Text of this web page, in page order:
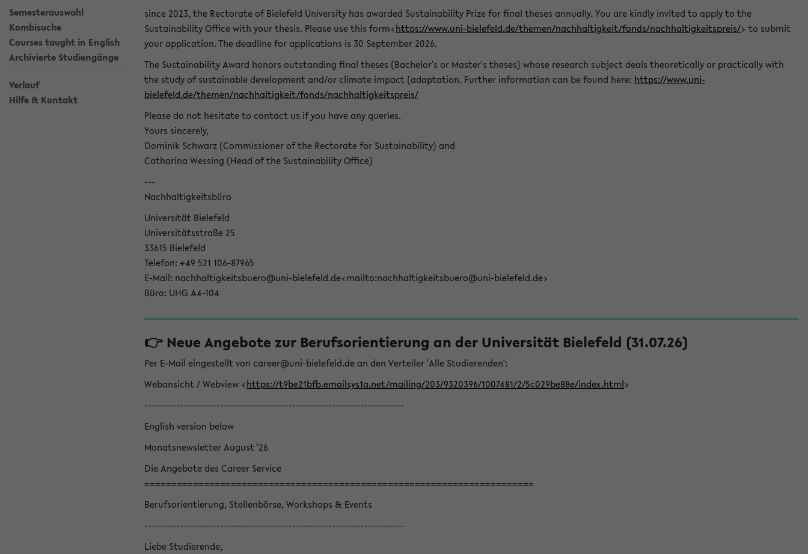
Semesterauswahl
Kombisuche
Courses taught in English
Archivierte Studiengänge
Verlauf
Hilfe & Kontakt
since 2023, the Rectorate of Bielefeld University has awarded Sustainability Prize for final theses annually. You are kindly invited to apply to the
Sustainability Office with your thesis. Please use this form<https://www.uni-bielefeld.de/themen/nachhaltigkeit/fonds/nachhaltigkeitspreis/> to submit
your application. The deadline for applications is 30 September 2026.
The Sustainability Award honors outstanding final theses (Bachelor's or Master's theses) whose research subject deals theoretically or practically with
the study of sustainable development and/or climate impact (adaptation. Further information can be found here: https://www.uni-
bielefeld.de/themen/nachhaltigkeit/fonds/nachhaltigkeitspreis/
Please do not hesitate to contact us if you have any queries.
Yours sincerely,
Dominik Schwarz (Commissioner of the Rectorate for Sustainability) and
Catharina Wessing (Head of the Sustainability Office)
---
Nachhaltigkeitsbüro
Universität Bielefeld
Universitätsstraße 25
33615 Bielefeld
Telefon: +49 521 106-87965
E-Mail: nachhaltigkeitsbuero@uni-bielefeld.de<mailto:nachhaltigkeitsbuero@uni-bielefeld.de>
Büro: UHG A4-104
👉 Neue Angebote zur Berufsorientierung an der Universität Bielefeld (31.07.26)
Per E-Mail eingestellt von career@uni-bielefeld.de an den Verteiler 'Alle Studierenden':
Webansicht / Webview <https://t9be21bfb.emailsys1a.net/mailing/203/9320396/1007481/2/5c029be88e/index.html>
------------------------------------------------------------------------
English version below
Monatsnewsletter August '26
Die Angebote des Career Service
========================================================================
Berufsorientierung, Stellenbörse, Workshops & Events
------------------------------------------------------------------------
Liebe Studierende,